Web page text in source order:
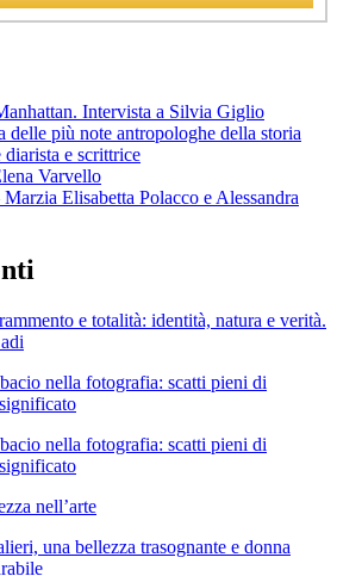
Intervista a Silvia Giglio
delle più note antropologhe della storia
e scrittrice
Varvello
Elisabetta Polacco e Alessandra
e totalità: identità, natura e verità.
nella fotografia: scatti pieni di
nella fotografia: scatti pieni di
nell’arte
una bellezza trasognante e donna